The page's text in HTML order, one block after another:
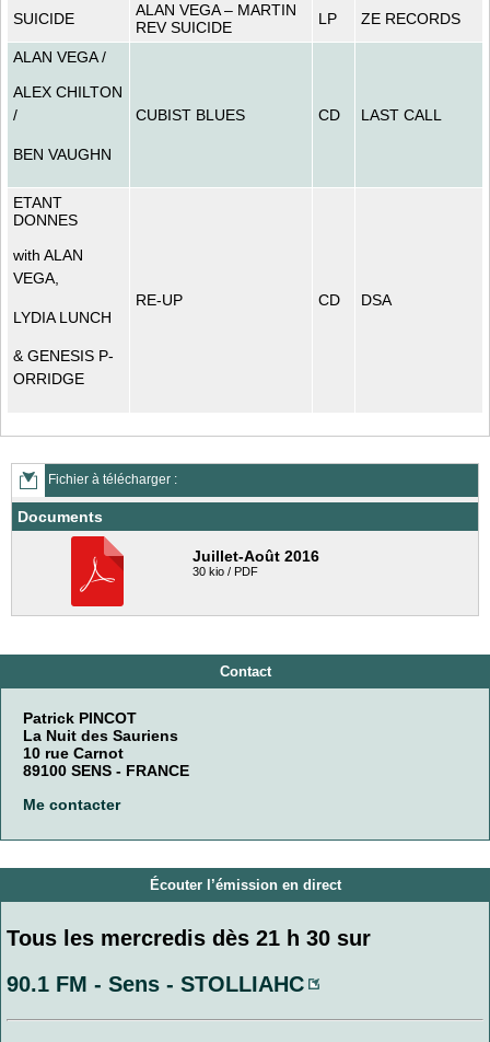
SUICIDE
ALAN VEGA – MARTIN
REV SUICIDE
LP ZE RECORDS
ALAN VEGA /
ALEX CHILTON
/
BEN VAUGHN
CUBIST BLUES CD LAST CALL
ETANT
DONNES
with ALAN
VEGA,
LYDIA LUNCH
& GENESIS P-
ORRIDGE
RE-UP CD DSA
Fichier à télécharger :
Documents
Juillet-Août 2016
30 kio / PDF
Contact
Patrick PINCOT
La Nuit des Sauriens
10 rue Carnot
89100 SENS - FRANCE
Me contacter
Écouter l’émission en direct
Tous les mercredis dès 21 h 30 sur
90.1 FM - Sens - STOLLIAHC